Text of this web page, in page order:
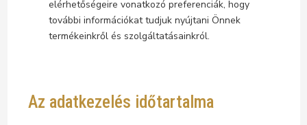
elérhetőségeire vonatkozó preferenciák, hogy
további információkat tudjuk nyújtani Önnek
termékeinkről és szolgáltatásainkról.
Az adatkezelés időtartalma